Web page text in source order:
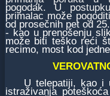
pogodak. U
primalac može
od prosečnih pet od
- kao u prenošenju
može biti teško reći
recimo, most kod
U telepatiji, kao i u
istraživanja